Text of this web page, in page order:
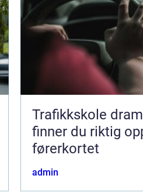
Trafikkskole
finner du riktig
førerkortet
admin